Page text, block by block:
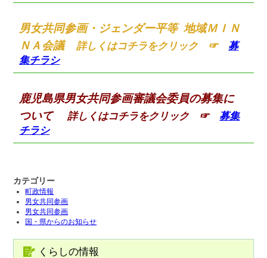
男女共同参画・ジェンダー平等 地域ＭＩＮ
ＮＡ会議
詳しくはコチラをクリック ☞ 募
集チラシ
鹿児島県男女共同参画審議会委員の募集に
ついて
詳しくはコチラをクリック ☞ 募集
チラシ
カテゴリー
町政情報
男女共同参画
男女共同参画
国・県からのお知らせ
くらしの情報